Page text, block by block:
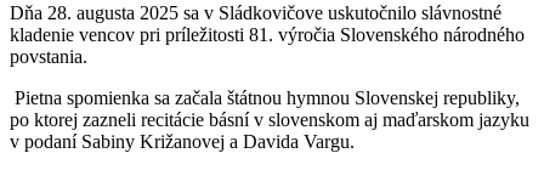
Dňa 28. augusta 2025 sa v Sládkovičove uskutočnilo slávnostné
kladenie vencov pri príležitosti 81. výročia Slovenského národného
povstania.
Pietna spomienka sa začala štátnou hymnou Slovenskej republiky,
po ktorej zazneli recitácie básní v slovenskom aj maďarskom jazyku
v podaní Sabiny Križanovej a Davida Vargu.